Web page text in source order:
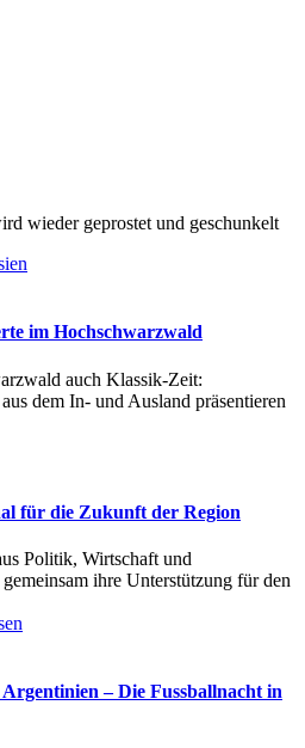
wieder geprostet und geschunkelt
im Hochschwarzwald
auch Klassik-Zeit:
dem In- und Ausland präsentieren
für die Zukunft der Region
Politik, Wirtschaft und
ihre Unterstützung für den
– Die Fussballnacht in